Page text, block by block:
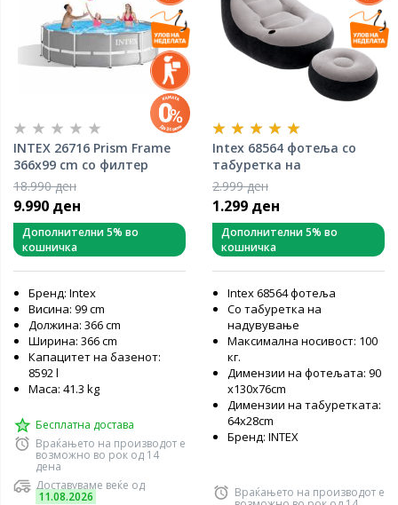
INTEX 26716 Prism Frame
366x99 cm со филтер
пумпа и скали монтажен
базен
18.990 ден
9.990 ден
Дополнителни 5% во
кошничка
Бренд: Intex
Висина: 99 cm
Должина: 366 cm
Ширина: 366 cm
Капацитет на базенот:
8592 l
Маса: 41.3 kg
Бесплатна достава
Враќањето на производот е
возможно во рок од 14
дена
Доставуваме веќе од
11.08.2026
Intex 68564 фотеља со
табуретка на
надувување
2.999 ден
1.299 ден
Дополнителни 5% во
кошничка
Intex 68564 фотеља
Со табуретка на
надувување
Максимална носивост: 100
кг.
Димензии на фотељата: 90
х130х76cm
Димензии на табуретката:
64х28cm
Бренд: INTEX
Враќањето на производот е